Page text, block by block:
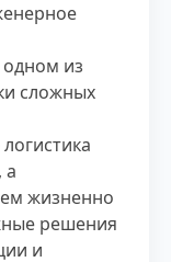
из
сложных
а
жизненно
решения
и